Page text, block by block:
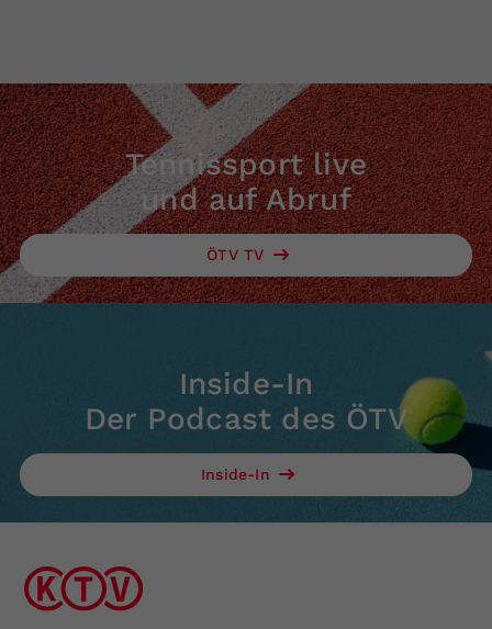
Tennissport live
und auf Abruf
ÖTV TV
Inside-In
Der Podcast des ÖTV
Inside-In